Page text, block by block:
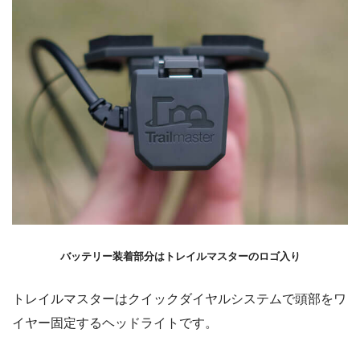
バッテリー装着部分はトレイルマスターのロゴ入り
トレイルマスターはクイックダイヤルシステムで頭部をワ
イヤー固定するヘッドライトです。